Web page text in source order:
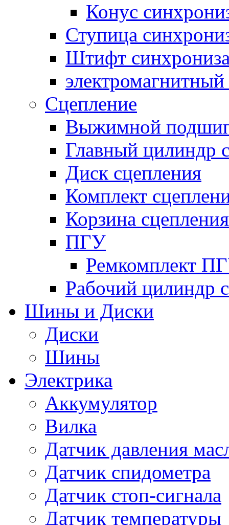
Конус
Ступица
Штифт
электромагнитный
Сцепление
Выжимной
Главный цилиндр
Диск сцепления
Комплект
Корзина сцепления
ПГУ
Ремкомплект
Рабочий цилиндр
Шины и Диски
Диски
Шины
Электрика
Аккумулятор
Вилка
Датчик давления
Датчик спидометра
Датчик стоп-сигнала
Датчик температуры